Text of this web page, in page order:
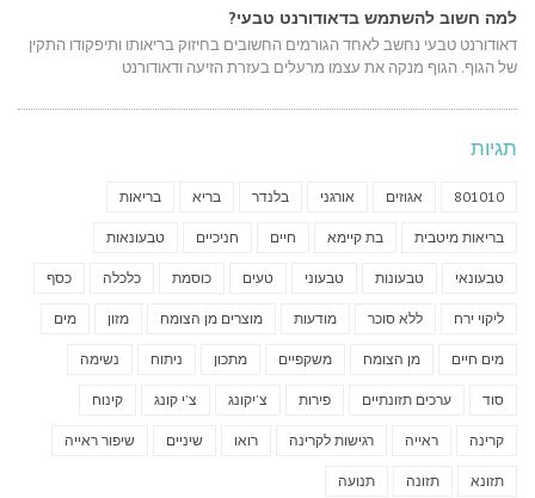
למה חשוב להשתמש בדאודורנט טבעי?
דאודורנט טבעי נחשב לאחד הגורמים החשובים בחיזוק בריאותו ותיפקודו התקין
של הגוף. הגוף מנקה את עצמו מרעלים בעזרת הזיעה ודאודורנט
תגיות
801010 אגוזים אורגני בלנדר בריא בריאות
בריאות מיטבית בת קיימא חיים חניכיים טבעונאות
טבעונאי טבעונות טבעוני טעים כוסמת כלכלה כסף
ליקוי ירח ללא סוכר מודעות מוצרים מן הצומח מזון מים
מים חיים מן הצומח משקפיים מתכון ניתוח נשימה
סוד ערכים תזונתיים פירות צ'יקונג צ'י קונג קינוח
קרינה ראייה רגישות לקרינה רואו שיניים שיפור ראייה
תזונא תזונה תנועה